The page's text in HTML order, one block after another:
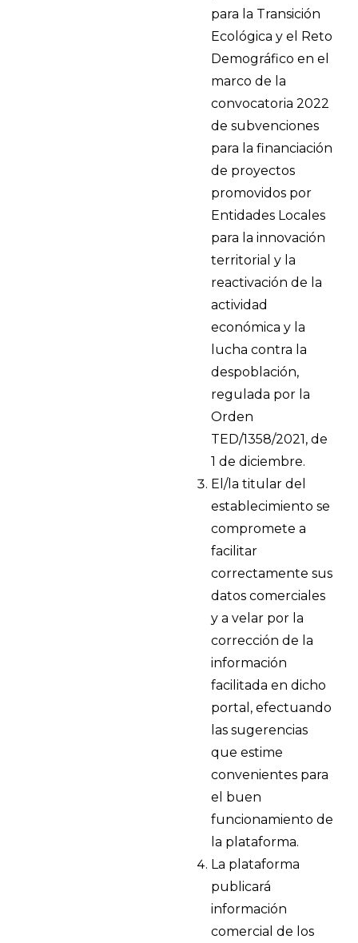
para la Transición
Ecológica y el Reto
Demográfico en el
marco de la
convocatoria 2022
de subvenciones
para la financiación
de proyectos
promovidos por
Entidades Locales
para la innovación
territorial y la
reactivación de la
actividad
económica y la
lucha contra la
despoblación,
regulada por la
Orden
TED/1358/2021, de
1 de diciembre.
El/la titular del
establecimiento se
compromete a
facilitar
correctamente sus
datos comerciales
y a velar por la
corrección de la
información
facilitada en dicho
portal, efectuando
las sugerencias
que estime
convenientes para
el buen
funcionamiento de
la plataforma.
La plataforma
publicará
información
comercial de los